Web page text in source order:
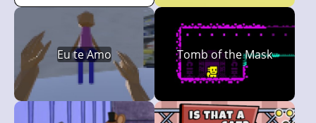
Eu te Amo Tomb of the Mask